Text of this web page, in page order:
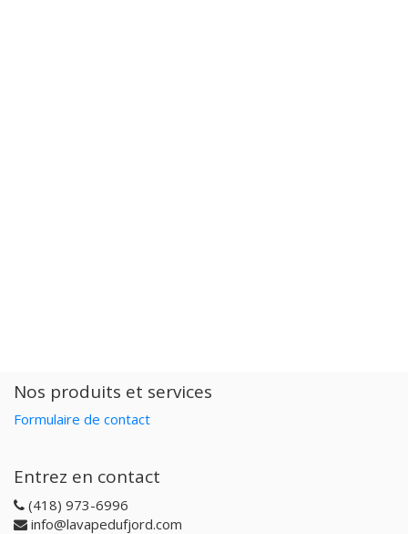
Nos produits et services
Formulaire de contact
Entrez en contact
(418) 973-6996
info@lavapedufjord.com